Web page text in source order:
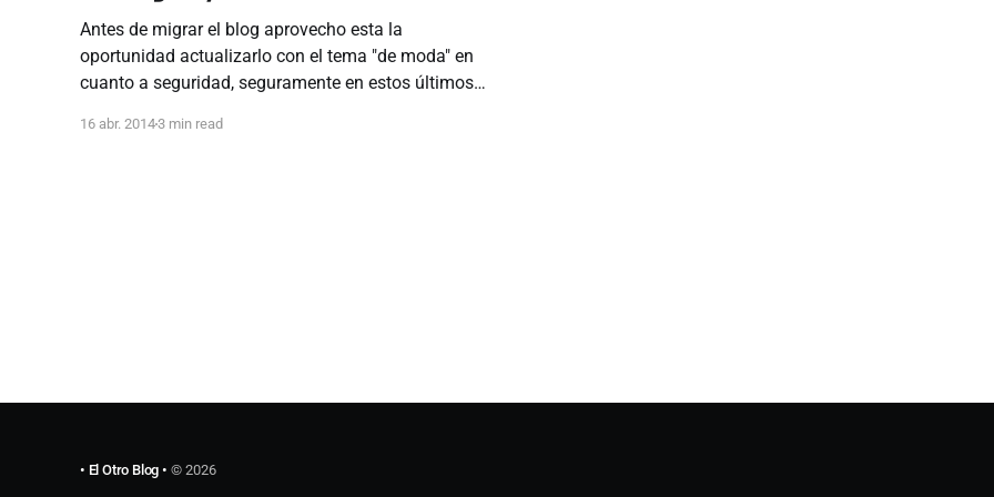
Antes de migrar el blog aprovecho esta la
oportunidad actualizarlo con el tema "de moda" en
cuanto a seguridad, seguramente en estos últimos
16 abr. 20143 min read
• El Otro Blog • © 2026